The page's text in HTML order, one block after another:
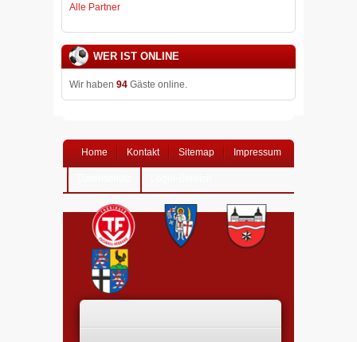
Alle Partner
WER IST ONLINE
Wir haben 94 Gäste online.
Home Kontakt Sitemap Impressum